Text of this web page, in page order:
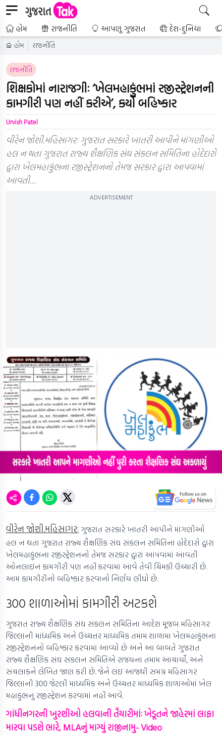
હોમ રાજનીતિ આપણું ગુજરાત દેશ-દુનિયા
હોમ રાજનીતિ
રાજનીતિ
શિક્ષકોમાં નારાજગીઃ ‘ખેલમહાકુંભમાં રજીસ્ટ્રેશનની
કામગીરી પણ નહીં કરીએ’, કર્યો બહિષ્કાર
Urvish Patel
વીરેન જોશી.મહિસાગરઃ ગુજરાત સરકારે ખાતરી આપીને માંગણીઓ
હલ ન થતા ગુજરાત રાજ્ય શૈક્ષણિક સંઘ સંકલન સમિતિના હોદેદારો
દ્વારા ખેલમહાકુંભના રજીસ્ટ્રેશનનો તેમજ સરકાર દ્વારા આપવામાં
આવતી…
ADVERTISEMENT
વીરેન જોશી.મહિસાગરઃ ગુજરાત સરકારે ખાતરી આપીને માંગણીઓ
હલ ન થતા ગુજરાત રાજ્ય શૈક્ષણિક સંઘ સંકલન સમિતિના હોદેદારો દ્વારા
ખેલમહાકુંભના રજીસ્ટ્રેશનનો તેમજ સરકાર દ્વારા આપવામાં આવતી
ઓનલાઇન કામગીરી પણ નહીં કરવામાં આવે તેવી ચિમકી ઉચ્ચારી છે.
આમ કામગીરીનો બહિષ્કાર કરવાનો નિર્ણય લીધો છે.
300 શાળાઓમાં કામગીરી અટકશે
ગુજરાત રાજ્ય શૈક્ષણિક સંઘ સંકલન સમિતિના આદેશ મૂજબ મહિસાગર
જિલ્લાની માધ્યમિક અને ઉચ્ચત્તર માધ્યમિક તમામ શાળામા ખેલમહાકુંભના
રજીસ્ટ્રેશનનો બહિષ્કાર કરવામાં આવ્યો છે અને આ બાબતે ગુજરાત
રાજ્ય શૈક્ષણિક સંઘ સંકલન સમિતિએ રાજયના તમામ આચાર્યો, અને
સંચલાકને લેખિત જાણ કરી છે. જેને લઇ આજથી સમગ્ર મહિસાગર
જિલ્લાની 300 જેટલી માધ્યમિક અને ઉચ્ચત્તર માધ્યમિક શાળાઓમાં ખેલ
મહાકુંભનું રજીસ્ટ્રેશન કરવામાં નહીં આવે.
ગાંધીનગરની ખુરશીઓ હલવાની તૈયારીમાંઃ ખેડૂતને જાહેરમાં લાફા
મારવા પડશે ભારે, MLAનું માગ્યું રાજીનામુ- Video